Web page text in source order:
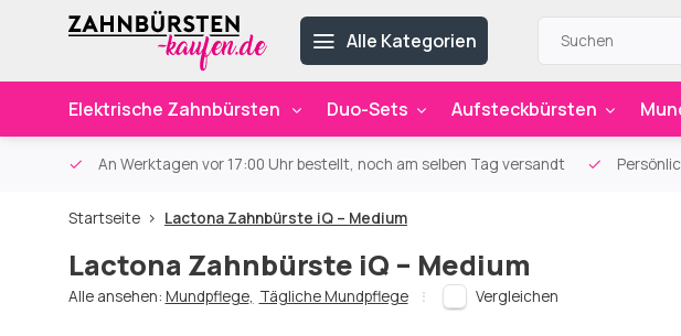
Alle Kategorien
Elektrische Zahnbürsten Duo-Sets Aufsteckbürsten
An Werktagen vor 17:00 Uhr bestellt, noch am selben Tag versandt
Startseite Lactona Zahnbürste iQ – Medium
Lactona Zahnbürste iQ – Medium
Alle ansehen: Mundpflege, Tägliche Mundpflege Vergleichen